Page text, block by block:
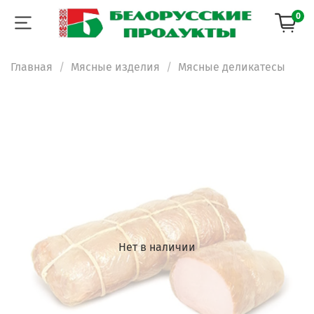
0
Главная Мясные изделия Мясные деликатесы
Нет в наличии